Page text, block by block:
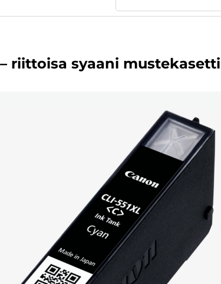
– riittoisa syaani mustekasetti